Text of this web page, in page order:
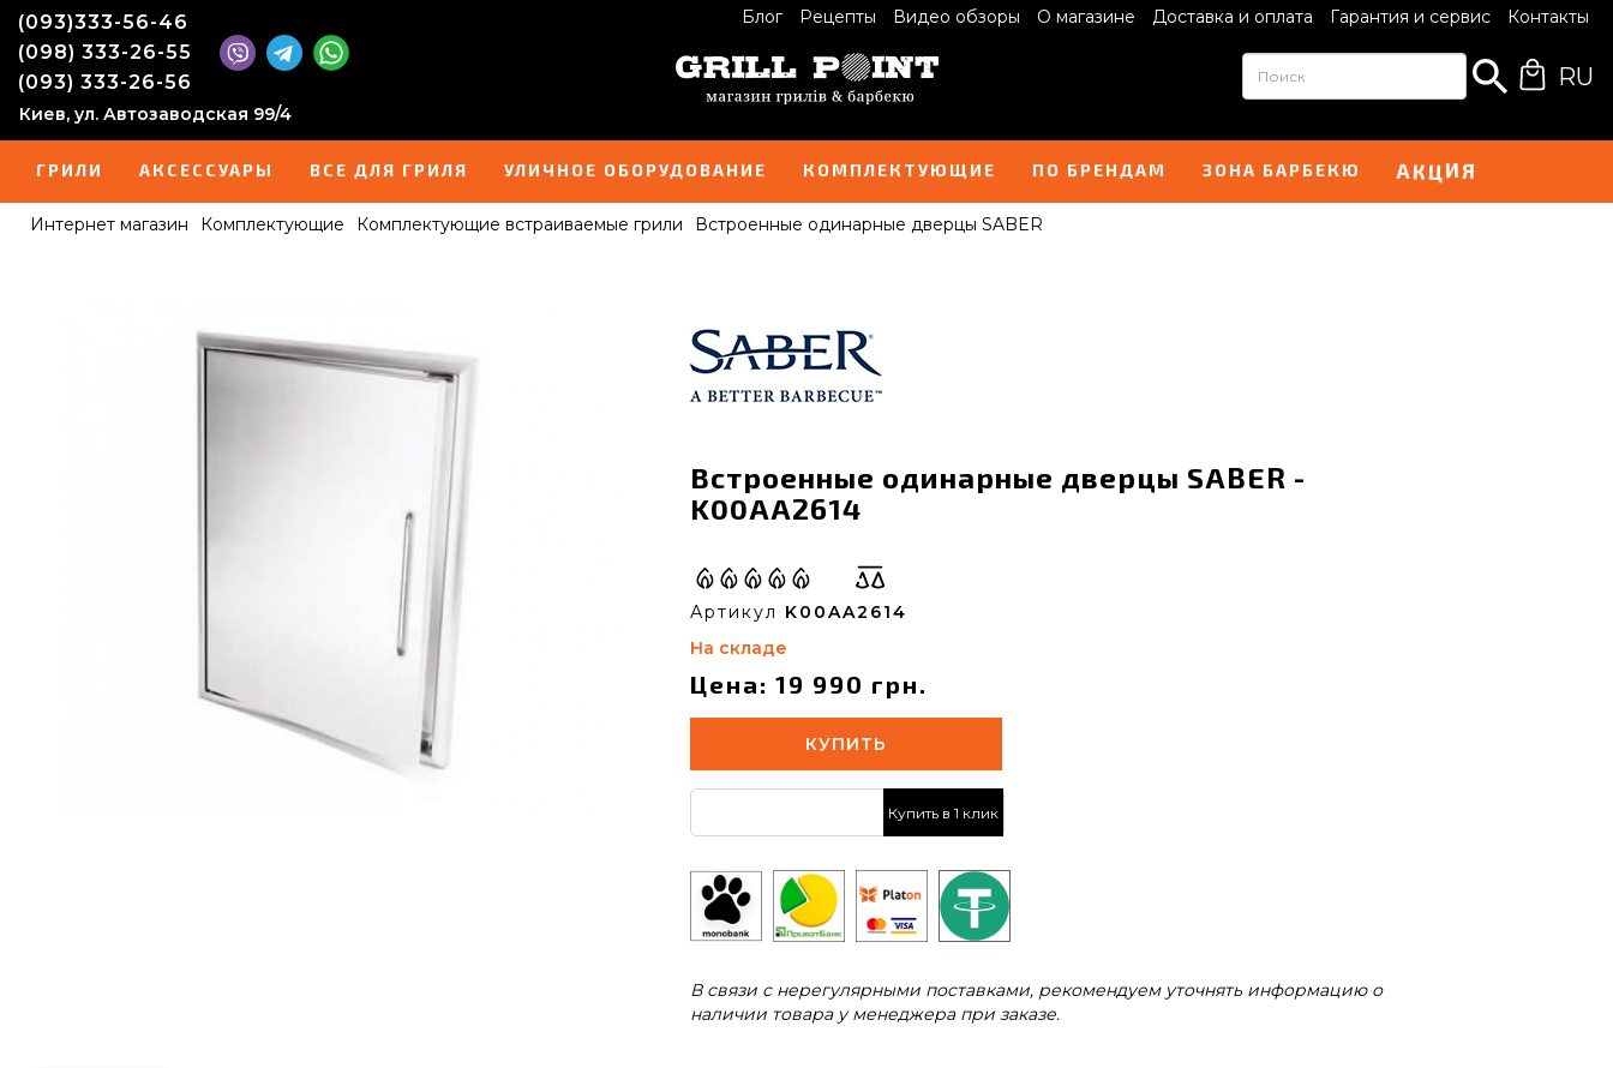
Блог Рецепты Видео обзоры О магазине Доставка и оплата Гарантия и сервис Контакты
(093)333-56-46
(098) 333-26-55
(093) 333-26-56
Киев, ул. Автозаводская 99/4
RU
ГРИЛИ АКСЕССУАРЫ ВСЕ ДЛЯ ГРИЛЯ УЛИЧНОЕ ОБОРУДОВАНИЕ КОМПЛЕКТУЮЩИЕ ПО БРЕНДАМ ЗОНА БАРБЕКЮ АКЦИЯ
Интернет магазин Комплектующие Комплектующие встраиваемые грили Встроенные одинарные дверцы SABER
Встроенные одинарные дверцы SABER -
K00AA2614
Артикул K00AA2614
На складе
Цена: 19 990 грн.
КУПИТЬ
Купить в 1 клик
В связи с нерегулярными поставками, рекомендуем уточнять информацию о
наличии товара у менеджера при заказе.